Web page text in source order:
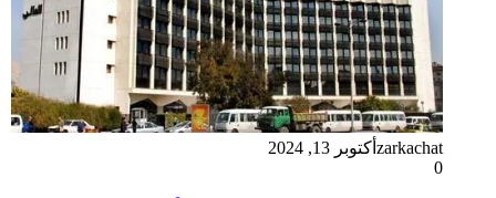
zarkachat أكتوبر 13, 2024
0